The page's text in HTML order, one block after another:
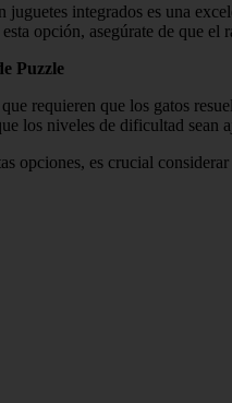
juguetes integrados es una
opción, asegúrate de que el
Puzzle
que requieren que los gatos
los niveles de dificultad sean
opciones, es crucial